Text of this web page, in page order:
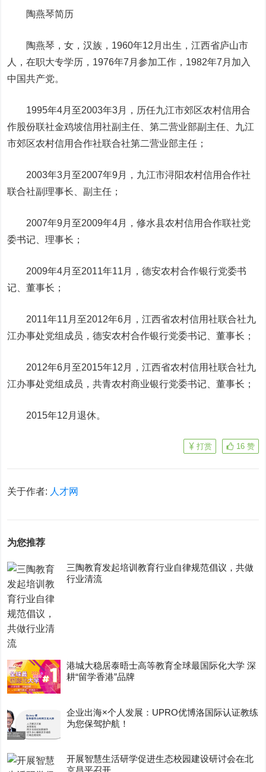
陶燕琴简历
陶燕琴，女，汉族，1960年12月出生，江西省庐山市
人，在职大专学历，1976年7月参加工作，1982年7月加入
中国共产党。
1995年4月至2003年3月，历任九江市郊区农村信用合
作股份联社金鸡坡信用社副主任、第二营业部副主任、九江
市郊区农村信用合作社联合社第二营业部主任；
2003年3月至2007年9月，九江市浔阳农村信用合作社
联合社副理事长、副主任；
2007年9月至2009年4月，修水县农村信用合作联社党
委书记、理事长；
2009年4月至2011年11月，德安农村合作银行党委书
记、董事长；
2011年11月至2012年6月，江西省农村信用社联合社九
江办事处党组成员，德安农村合作银行党委书记、董事长；
2012年6月至2015年12月，江西省农村信用社联合社九
江办事处党组成员，共青农村商业银行党委书记、董事长；
2015年12月退休。
16 赞
打赏
关于作者: 人才网
为您推荐
三陶教育发起培训教育行业自律规范倡议，共做
行业清流
港城大稳居泰晤士高等教育全球最国际化大学 深
耕“留学香港”品牌
企业出海×个人发展：UPRO优博洛国际认证教练
为您保驾护航！
开展智慧生活研学促进生态校园建设研讨会在北